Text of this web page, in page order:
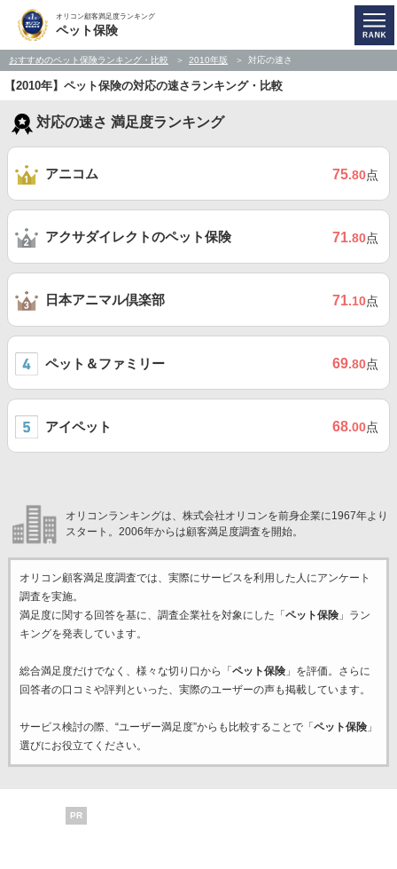
オリコン顧客満足度ランキング
ペット保険
おすすめのペット保険ランキング・比較 2010年版 対応の速さ
【2010年】ペット保険の対応の速さランキング・比較
対応の速さ 満足度ランキング
アニコム 75.80点
アクサダイレクトのペット保険 71.80点
日本アニマル倶楽部 71.10点
ペット＆ファミリー 69.80点
アイペット 68.00点
オリコンランキングは、株式会社オリコンを前身企業に1967年より
スタート。2006年からは顧客満足度調査を開始。
オリコン顧客満足度調査では、実際にサービスを利用した 人にアンケート
調査を実施。
満足度に関する回答を基に、調査企業社を対象にした「 ペット保険」ラン
キングを発表しています。
総合満足度だけでなく、様々な切り口から「 ペット保険」を評価。さらに
回答者の口コミや評判といった、実際のユーザーの声も掲載しています。
サービス検討の際、“ユーザー満足度”からも比較することで「 ペット保険」
選びにお役立てください。
PR